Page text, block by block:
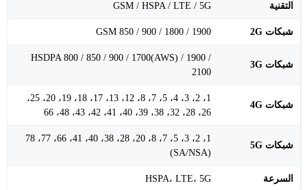
التقنية GSM / HSPA / LTE / 5G
شبكات 2G GSM 850 / 900 / 1800 / 1900
شبكات 3G
HSDPA 800 / 850 / 900 / 1700(AWS) / 1900 /
2100
شبكات 4G
1، 2، 3، 4، 5، 7، 8، 12، 13، 17، 18، 19، 20، 25،
26، 28، 32، 38، 39، 40، 41، 42، 43، 48، 66
شبكات 5G
1، 2، 3، 5، 7، 8، 20، 28، 38، 40، 41، 66، 77، 78
(SA/NSA)
السرعة HSPA، LTE، 5G